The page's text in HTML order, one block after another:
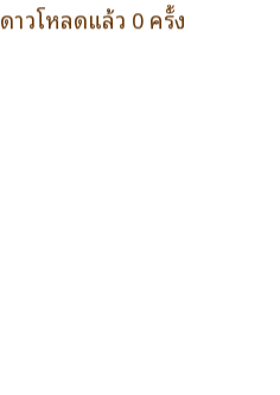
ดาวโหลดแล้ว 0 ครั้ง